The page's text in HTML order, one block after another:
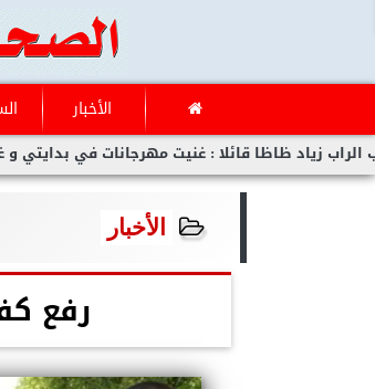
الأخبار
ظاظا قائلا : غنيت مهرجانات في بدايتي و غيرت
الأخبار
رفع